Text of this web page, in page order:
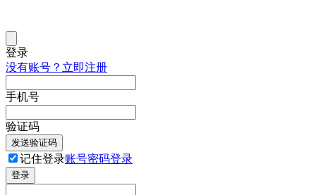
登录
没有账号？立即注册
手机号
验证码
发送验证码
记住登录账号密码登录
登录